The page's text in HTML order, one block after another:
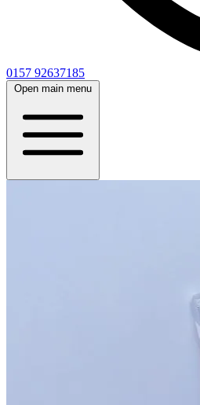
0157 92637185
Open main menu